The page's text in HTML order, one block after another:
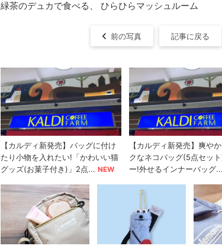
緑茶のデュカで食べる、 ひらひらマッシュルーム
前の写真 記事に戻る